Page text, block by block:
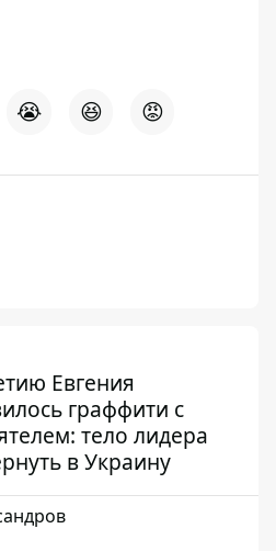
😭 😆 😡
Евгения
граффити с
тело лидера
в Украину